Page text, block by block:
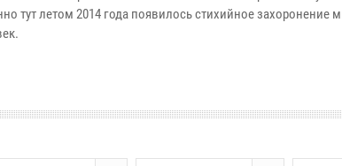
тут летом 2014 года появилось стихийное